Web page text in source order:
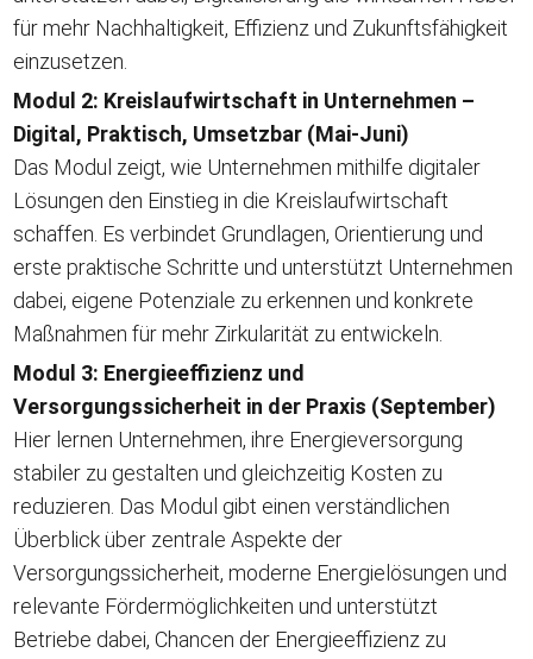
für mehr Nachhaltigkeit, Effizienz und Zukunftsfähigkeit
einzusetzen.
Modul 2: Kreislaufwirtschaft in Unternehmen –
Digital, Praktisch, Umsetzbar (Mai-Juni)
Das Modul zeigt, wie Unternehmen mithilfe digitaler
Lösungen den Einstieg in die Kreislaufwirtschaft
schaffen. Es verbindet Grundlagen, Orientierung und
erste praktische Schritte und unterstützt Unternehmen
dabei, eigene Potenziale zu erkennen und konkrete
Maßnahmen für mehr Zirkularität zu entwickeln.
Modul 3: Energieeffizienz und
Versorgungssicherheit in der Praxis (September)
Hier lernen Unternehmen, ihre Energieversorgung
stabiler zu gestalten und gleichzeitig Kosten zu
reduzieren. Das Modul gibt einen verständlichen
Überblick über zentrale Aspekte der
Versorgungssicherheit, moderne Energielösungen und
relevante Fördermöglichkeiten und unterstützt
Betriebe dabei, Chancen der Energieeffizienz zu